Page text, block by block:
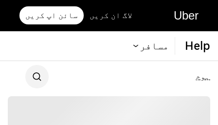
Uber لاگ ان کریں سائن اپ کریں
Help مسافر
ہوم